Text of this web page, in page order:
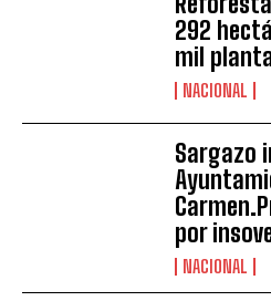
292
mil
NACIONAL
Sargazo
por
NACIONAL